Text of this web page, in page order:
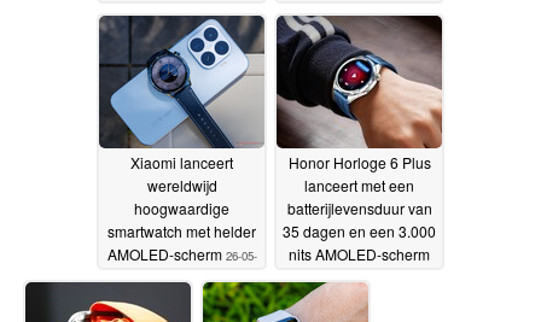
Xiaomi lanceert
wereldwijd
hoogwaardige
smartwatch met helder
AMOLED-scherm 26-05-
2026
Honor Horloge 6 Plus
lanceert met een
batterijlevensduur van
35 dagen en een 3.000
nits AMOLED-scherm
26-05-2026